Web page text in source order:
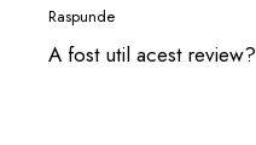
Raspunde
A fost util acest review?